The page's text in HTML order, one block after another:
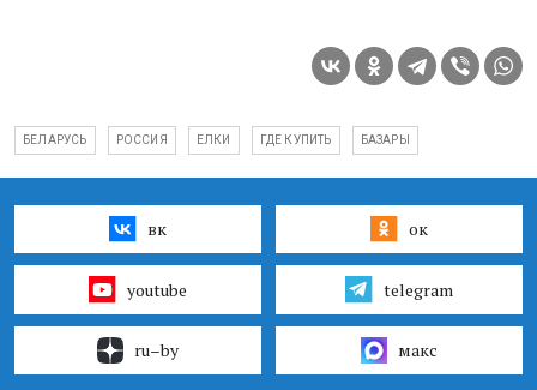
БЕЛАРУСЬ РОССИЯ ЕЛКИ ГДЕ КУПИТЬ БАЗАРЫ
вк ок
youtube telegram
ru–by макс